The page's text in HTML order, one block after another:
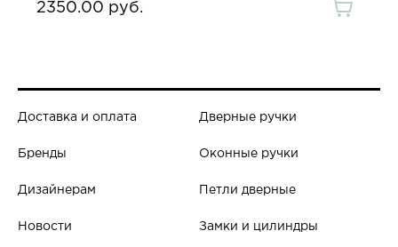
2350.00 руб.
Доставка и оплата
Бренды
Дизайнерам
Новости
Дверные ручки
Оконные ручки
Петли дверные
Замки и цилиндры